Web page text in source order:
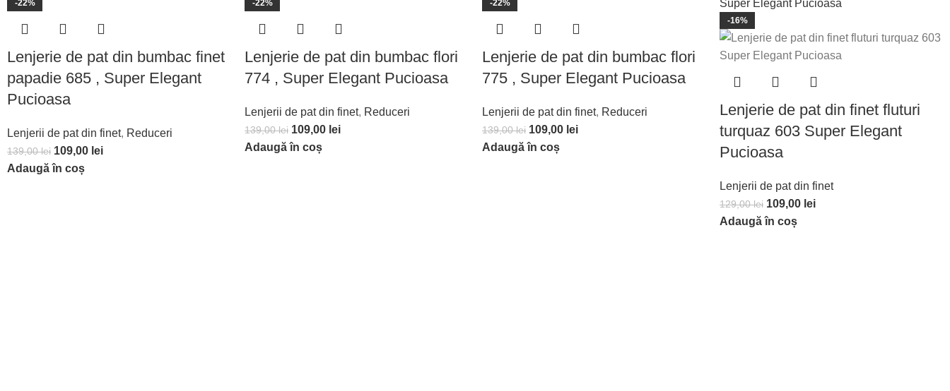
-22%
Lenjerie de pat din bumbac finet
papadie 685 , Super Elegant
Pucioasa
Lenjerii de pat din finet, Reduceri
139,00lei 109,00 lei
Adaugă în coș
-22%
Lenjerie de pat din bumbac flori
774 , Super Elegant Pucioasa
Lenjerii de pat din finet, Reduceri
139,00lei 109,00 lei
Adaugă în coș
-22%
Lenjerie de pat din bumbac flori
775 , Super Elegant Pucioasa
Lenjerii de pat din finet, Reduceri
139,00lei 109,00 lei
Adaugă în coș
-16%
Lenjerie de pat din finet fluturi
turquaz 603 Super Elegant
Pucioasa
Lenjerii de pat din finet
129,00lei 109,00 lei
Adaugă în coș